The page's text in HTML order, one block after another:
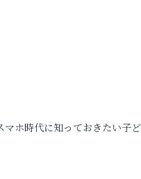
ホ時代に知っておきたい子